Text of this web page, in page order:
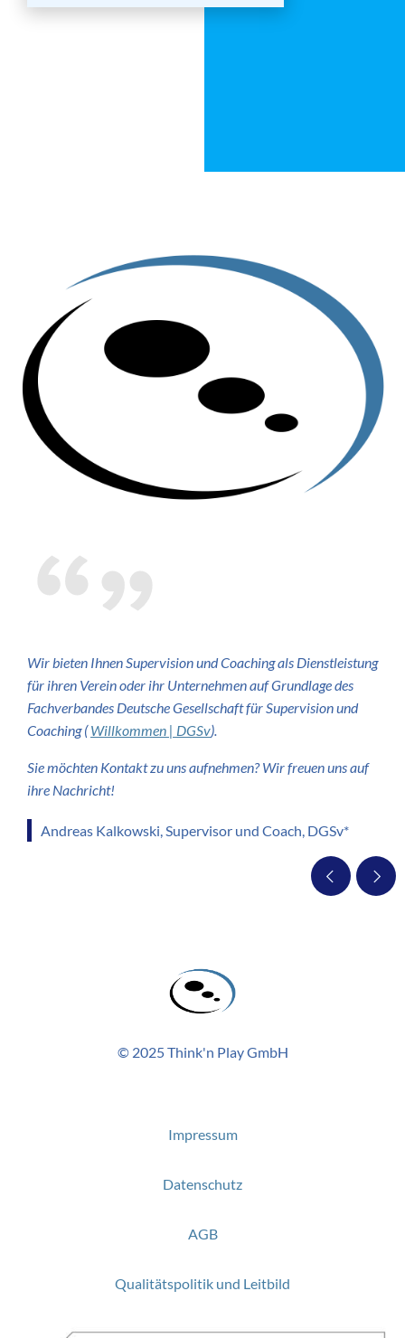
Wir bieten Ihnen Supervision und Coaching als Dienstleistung
für ihren Verein oder ihr Unternehmen auf Grundlage des
Fachverbandes Deutsche Gesellschaft für Supervision und
Coaching (Willkommen | DGSv).
Sie möchten Kontakt zu uns aufnehmen? Wir freuen uns auf
ihre Nachricht!
Andreas Kalkowski, Supervisor und Coach, DGSv*
© 2025 Think'n Play GmbH
Impressum
Datenschutz
AGB
Qualitätspolitik und Leitbild